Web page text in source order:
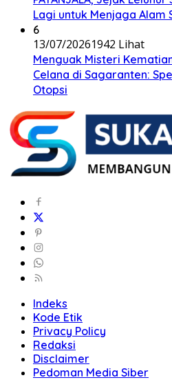
Lagi untuk Menjaga Alam
6
13/07/20261942 Lihat
Menguak Misteri
Celana di Sagaranten:
Otopsi
Indeks
Kode Etik
Privacy Policy
Redaksi
Disclaimer
Pedoman Media Siber